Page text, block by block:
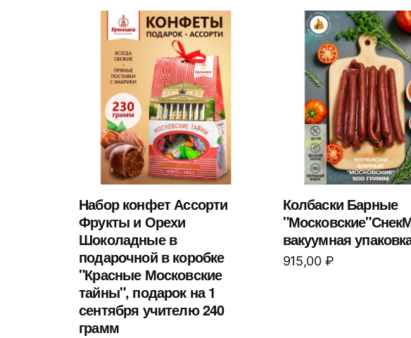
Набор конфет Ассорти
Фрукты и Орехи
Шоколадные в
подарочной в коробке
"Красные Московские
тайны", подарок на 1
сентября учителю 240
грамм
Колбаски Барные
вакуумная
915,00 ₽